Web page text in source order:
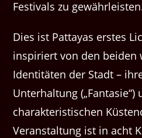
Festivals zu
Dies ist Pattayas erstes
inspiriert von den beiden
Identitäten der Stadt –
Unterhaltung („Fantasie“)
charakteristischen
Veranstaltung ist in acht